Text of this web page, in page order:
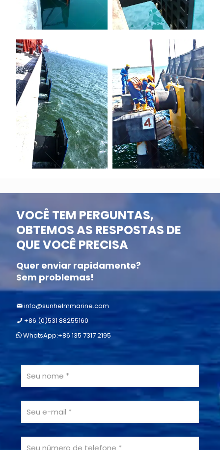
Para-
choque de
borracha
da célula
SFA
Para-
choque de
borracha
da célula
SFA
VOCÊ TEM PERGUNTAS,
OBTEMOS AS RESPOSTAS DE
QUE VOCÊ PRECISA
Quer enviar rapidamente?
Sem problemas!
info@sunhelmmarine.com
+86 (0)531 88255160
WhatsApp:+86 135 7317 2195